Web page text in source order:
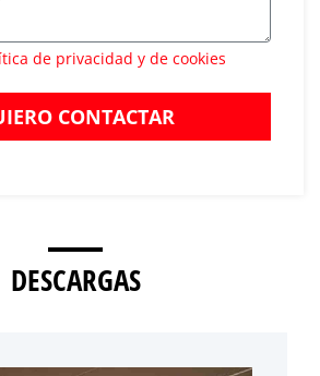
de privacidad y de cookies
CONTACTAR
DESCARGAS